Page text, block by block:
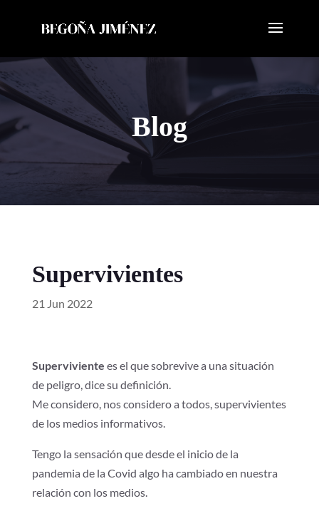
Blog
Supervivientes
21 Jun 2022
Superviviente es el que sobrevive a una situación
de peligro, dice su definición.
Me considero, nos considero a todos, supervivientes
de los medios informativos.
Tengo la sensación que desde el inicio de la
pandemia de la Covid algo ha cambiado en nuestra
relación con los medios.